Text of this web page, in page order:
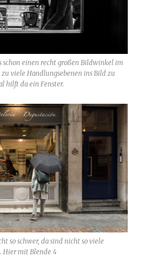
schon einen recht großen Bildwinkel im
viele Handlungsebenen ins Bild zu
hilft da ein Fenster.
so schwer, da sind nicht so viele
Hier mit Blende 4